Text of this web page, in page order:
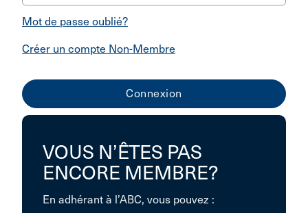
Mot de passe oublié?
Créer un compte Non-Membre
VOUS N’ÊTES PAS
ENCORE MEMBRE?
En adhérant à l’ABC, vous pouvez :